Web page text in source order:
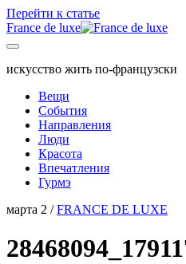
Перейти к статье
France de luxe
искусство жить по-французски
Вещи
События
Направления
Люди
Красота
Впечатления
Гурмэ
марта 2 /FRANCE DE LUXE